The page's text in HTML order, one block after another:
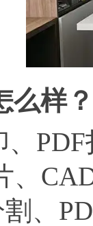
么样？
、
割、